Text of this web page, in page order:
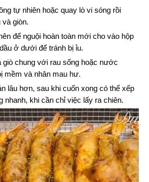
tự nhiên hoặc quay lò vi sóng rồi
và giòn.
để nguội hoàn toàn mới cho vào hộp
ở dưới để tránh bị ỉu.
giò chung với rau sống hoặc nước
mềm và nhân mau hư.
lâu hơn, sau khi cuốn xong có thể xếp
nhanh, khi cần chỉ việc lấy ra chiên.